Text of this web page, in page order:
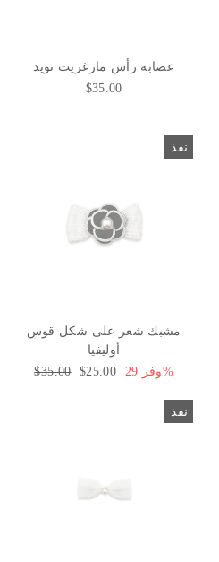
عصابة رأس مارغريت تويد
$35.00
نفذ
مشبك شعر على شكل قوس
أوليفيا
السعر
$35.00 سعر
$25.00 وفر 29%
نفذ